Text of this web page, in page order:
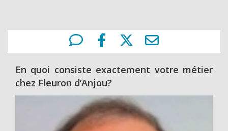
En quoi consiste exactement votre métier
chez Fleuron d’Anjou?